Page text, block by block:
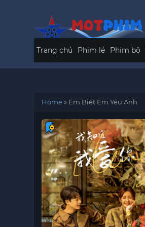
Trang chủ Phim lẻ Phim bộ
Home» Em Biết Em Yêu Anh